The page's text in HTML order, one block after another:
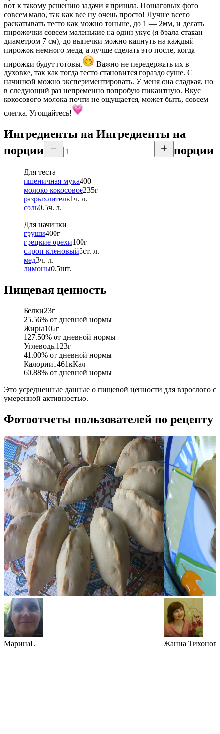
вот к такому решению задачи я пришла. Пошаговых фото
совсем мало, так как все ну очень просто! Лучше всего
раскатывать тесто как можно тоньше, до 1 — 2мм, и делать
пирожочки совсем маленькие на один укус (я брала стакан
диаметром 7 см), до выпечки можно капнуть на каждый
пирожок немного меда, а лучше сделать это после, когда
пирожки будут готовы.
Важно не передержать их в
духовке, так как тогда тесто становится гораздо суше. С
начинкой можно экспериментировать. У меня она сладкая, но
в следующий раз непременно попробую пикантную. Вкус
кокосового молока почти не ощущается, может быть, совсем
слегка. Угощайтесь!
Ингредиенты на Ингредиенты на
порции
порции
Для теста
пшеничная мука400
молоко кокосовое235г
разрыхлитель1ч. л.
соль0.5ч. л.
Для начинки
груши400г
грецкие орехи100г
сироп кленовый3ст. л.
мед3ч. л.
лимоны0.5шт.
Пищевая ценность
Белки23г
25.56% от дневной нормы
Жиры102г
127.50% от дневной нормы
Углеводы123г
41.00% от дневной нормы
Калории1461кКал
60.88% от дневной нормы
Это усредненные данные о пищевой ценности для взрослого с
умеренной активностью.
Фотоотчеты пользователей по рецепту
МаринаL Жанна Тихонова